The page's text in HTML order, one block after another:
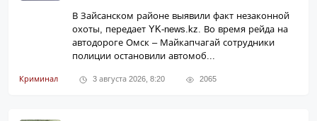
В Зайсанском районе выявили факт незаконной
охоты, передает YK-news.kz. Во время рейда на
автодороге Омск – Майкапчагай сотрудники
полиции остановили автомоб...
Криминал 3 августа 2026, 8:20 2065